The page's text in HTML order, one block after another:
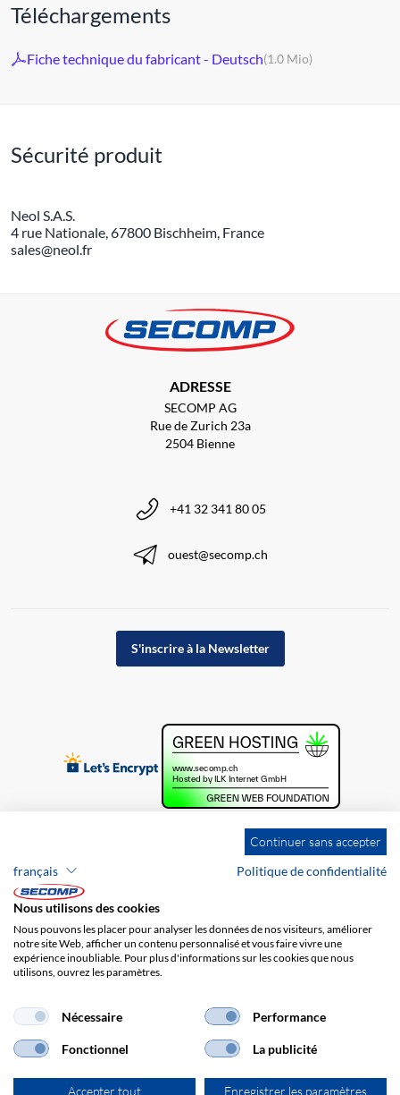
Téléchargements
Fiche technique du fabricant - Deutsch(1.0 Mio)
Sécurité produit
Neol S.A.S.
4 rue Nationale, 67800 Bischheim, France
sales@neol.fr
ADRESSE
SECOMP AG
Rue de Zurich 23a
2504 Bienne
+41 32 341 80 05
ouest@secomp.ch
S'inscrire à la Newsletter
Brands
Protection des données
Frais de port
Continuer sans accepter
français
Politique de confidentialité
Nous utilisons des cookies
Nous pouvons les placer pour analyser les données de nos visiteurs, améliorer
notre site Web, afficher un contenu personnalisé et vous faire vivre une
expérience inoubliable. Pour plus d'informations sur les cookies que nous
utilisons, ouvrez les paramètres.
Nécessaire Performance
Fonctionnel La publicité
Accepter tout Enregistrer les paramètres